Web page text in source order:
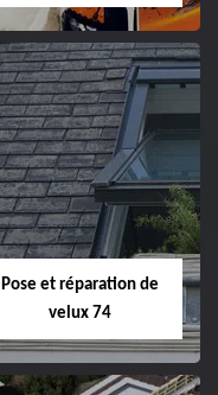
Pose et réparation de
velux 74